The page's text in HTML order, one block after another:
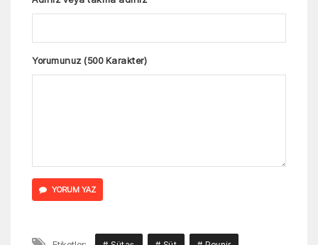
Yorumunuz (500 Karakter)
YORUM YAZ